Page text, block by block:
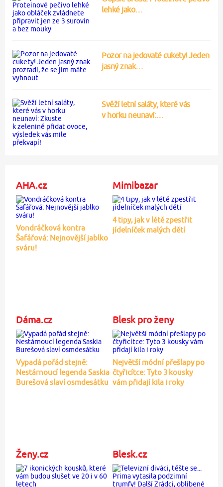
lehké jako…
Pozor na jedovaté cukety! Jeden
jasný znak…
Svěží letní saláty, které vás
v horku neunaví:…
AHA.cz
Vondráčková kontra
Šafářová: Nejnovější jablko
sváru!
Mimibazar
4 tipy, jak v létě zpestřit
jídelníček malých dětí
Dáma.cz
Vypadá pořád stejně:
Nestárnoucí legenda Saskia
Burešová slaví osmdesátku
Blesk pro ženy
Největší módní přešlapy po
čtyřicítce: Tyto 3 kousky
vám přidají kila i roky
Ženy.cz Blesk.cz